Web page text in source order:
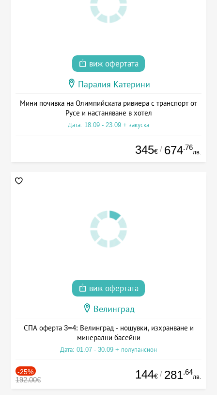
виж офертата
Паралия Катерини
Мини почивка на Олимпийската ривиера с транспорт от
Русе и настаняване в хотел
Дата: 18.09 - 23.09 + закуска
345€ / 674.76
лв.
виж офертата
Велинград
СПА оферта 3=4: Велинград - нощувки, изхранване и
минерални басейни
Дата: 01.07 - 30.09 + полупансион
-25%
192.00€ 144€ / 281.64
лв.